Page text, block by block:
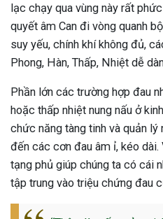
Sau Sinh Có Tự Khỏi
lạc chạy qua vùng này rất
quyết âm Can đi vòng quanh
suy yếu, chính khí không đủ,
Phong, Hàn, Thấp, Nhiệt dễ
Phần lớn các trường hợp đau
hoặc thấp nhiệt nung nấu ở
chức năng tàng tinh và quản lý
đến các cơn đau âm ỉ, kéo
tạng phủ giúp chúng ta có cái
tập trung vào triệu chứng đau